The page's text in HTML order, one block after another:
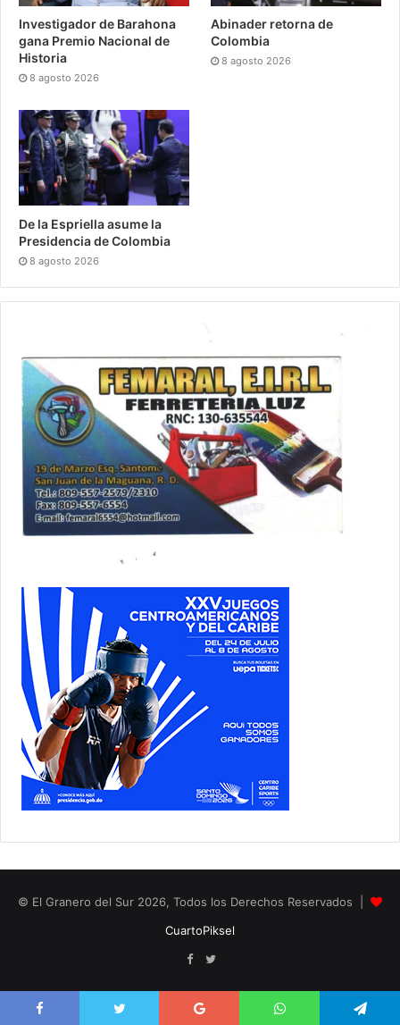
Investigador de Barahona
gana Premio Nacional de
Historia
8 agosto 2026
Abinader retorna de
Colombia
8 agosto 2026
De la Espriella asume la
Presidencia de Colombia
8 agosto 2026
© El Granero del Sur 2026, Todos los Derechos Reservados |
CuartoPiksel